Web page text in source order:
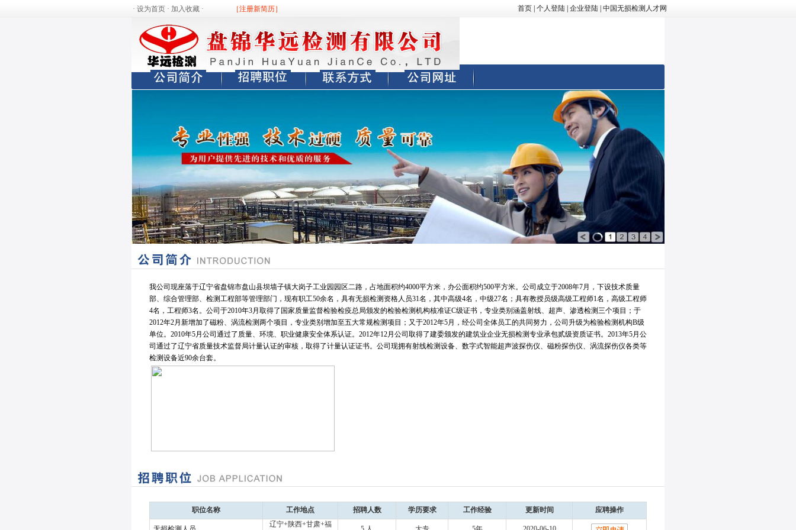
· 设为首页 · 加入收藏 · ［注册新简历］ 首页 个人登陆 企业登陆 中国无损检测人才网
我公司现座落于辽宁省盘锦市盘山县坝墙子镇大岗子工业园园区二路，占地面积约4000平方米，办公面积约500平方米。公司成立于2008年7月，下设技术质量
部、综合管理部、检测工程部等管理部门，现有职工50余名，具有无损检测资格人员31名，其中高级4名，中级27名；具有教授员级高级工程师1名，高级工程师
4名，工程师3名。公司于2010年3月取得了国家质量监督检验检疫总局颁发的检验检测机构核准证C级证书，专业类别涵盖射线、超声、渗透检测三个项目；于
2012年2月新增加了磁粉、涡流检测两个项目，专业类别增加至五大常规检测项目；又于2012年5月，经公司全体员工的共同努力，公司升级为检验检测机构B级
单位。2010年5月公司通过了质量、环境、职业健康安全体系认证。2012年12月公司取得了建委颁发的建筑业企业无损检测专业承包贰级资质证书。2013年5月公
司通过了辽宁省质量技术监督局计量认证的审核，取得了计量认证证书。公司现拥有射线检测设备、数字式智能超声波探伤仪、磁粉探伤仪、涡流探伤仪各类等
检测设备近90余台套。
职位名称 工作地点 招聘人数 学历要求 工作经验 更新时间 应聘操作
辽宁+陕西+甘肃+福